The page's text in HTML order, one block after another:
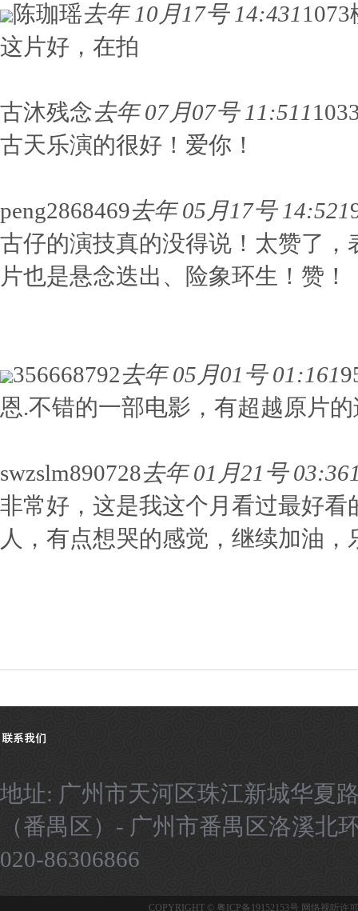
陈珈瑶去年 10月17号 14:4311073
这片好，在拍
古沐残念去年 07月07号 11:51 1
古天乐演的很好！爱你！
peng2868469去年 05月17号 14:521
古仔的演技真的没得说！太赞了
片也是悬念迭出、险象环生！赞！
356668792去年 05月01号 01:161
恩.不错的一部电影，有超越原片的
swzslm890728去年 01月21号 03:36
非常好，这是我这个月看过最好
人，有点想哭的感觉，继续加油，
地址: 广州市天河区珠江新城华
（番禺区）- 广州市番禺区洛溪
020-86306866
COPYRIGHT © 粤ICP备19152153号 网络视听许